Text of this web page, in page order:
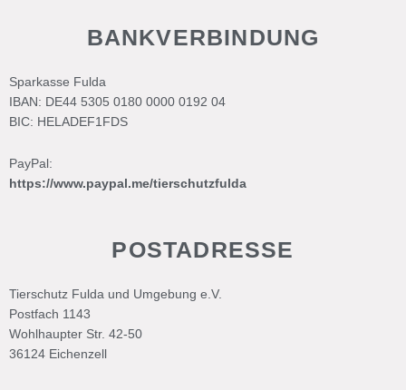
BANKVERBINDUNG
Sparkasse Fulda
IBAN: DE44 5305 0180 0000 0192 04
BIC: HELADEF1FDS
PayPal:
https://www.paypal.me/tierschutzfulda
POSTADRESSE
Tierschutz Fulda und Umgebung e.V.
Postfach 1143
Wohlhaupter Str. 42-50
36124 Eichenzell